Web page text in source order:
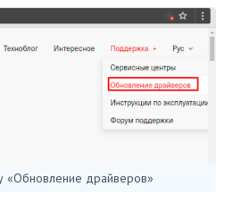
«Обновление драйверов»